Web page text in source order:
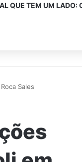
QUE TEM UM LADO:
Sales